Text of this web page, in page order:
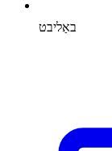
באַליבט